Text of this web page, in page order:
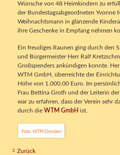
Wünsche von 48 Heimkindern zu
der Bundestagsabgeordneten Yvonne
Weihnachtsmann in glänzende
ihre Geschenke in Empfang nehmen
Ein freudiges Raunen ging durch den
und Bürgermeister Herr Ralf
Großspenders ankündigen konnte.
WTM GmbH, überreichte der
Höhe von 1.000,00 Euro. Im
Frau Bettina Groth und der Leiterin
war zu erfahren, dass der Verein sehr
durch die WTM GmbH ist.
Foto: WTM Dresden
Zurück